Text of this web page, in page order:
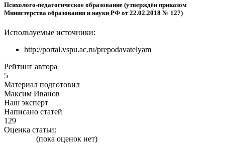
Психолого-педагогическое образование (утверждён приказом
Министерства образования и науки РФ от 22.02.2018 № 127)
Используемые источники:
http://portal.vspu.ac.ru/prepodavatelyam
Рейтинг автора
5
Материал подготовил
Максим Иванов
Наш эксперт
Написано статей
129
Оценка статьи:
(пока оценок нет)